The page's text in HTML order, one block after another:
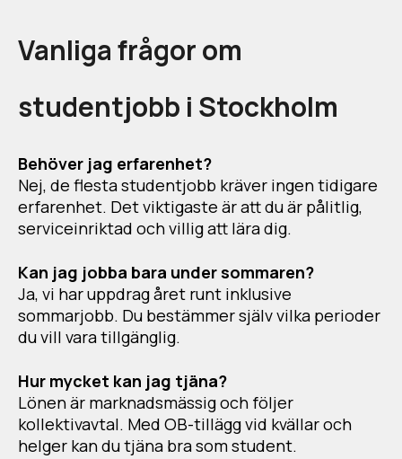
Vanliga frågor om
studentjobb i Stockholm
Behöver jag erfarenhet?
Nej, de flesta studentjobb kräver ingen tidigare
erfarenhet. Det viktigaste är att du är pålitlig,
serviceinriktad och villig att lära dig.
Kan jag jobba bara under sommaren?
Ja, vi har uppdrag året runt inklusive
sommarjobb. Du bestämmer själv vilka perioder
du vill vara tillgänglig.
Hur mycket kan jag tjäna?
Lönen är marknadsmässig och följer
kollektivavtal. Med OB-tillägg vid kvällar och
helger kan du tjäna bra som student.